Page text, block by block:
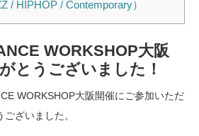
/ HIPHOP / Contemporary）
WORKSHOP大阪
とうございました！
WORKSHOP大阪開催にご参加いただ
ざいました。